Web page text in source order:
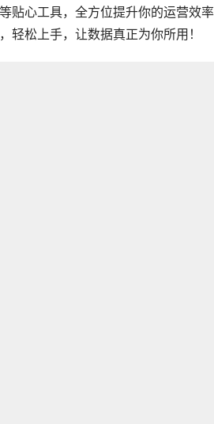
等贴心工具，全方位提升你的运营效
，轻松上手，让数据真正为你所用！